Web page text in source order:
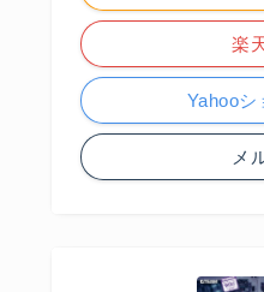
楽
Yahooシ
メ